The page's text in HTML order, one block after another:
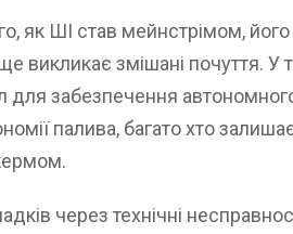
як ШІ став мейнстрімом,
викликає змішані почуття. У
для забезпечення
палива, багато хто
через технічні